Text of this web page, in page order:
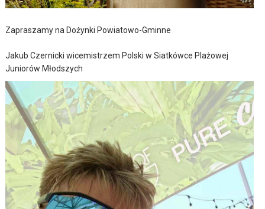
Zapraszamy na Dożynki Powiatowo-Gminne
Jakub Czernicki wicemistrzem Polski w Siatkówce Plażowej
Juniorów Młodszych